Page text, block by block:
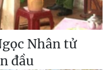
Nhân tử
đầu